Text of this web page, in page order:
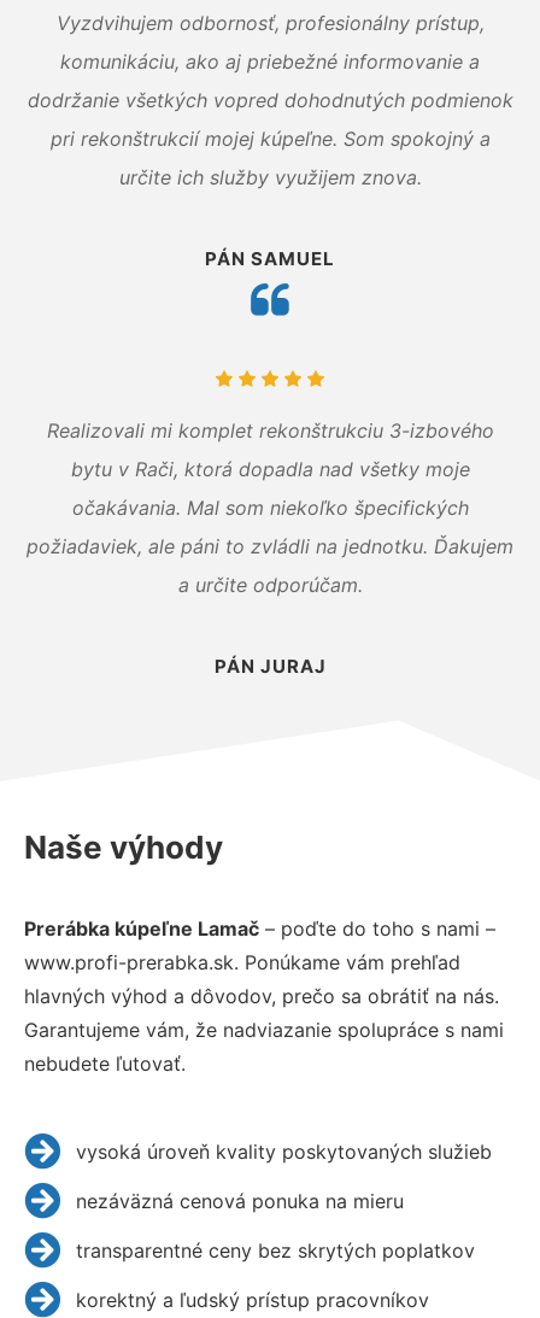
Vyzdvihujem odbornosť, profesionálny prístup,
komunikáciu, ako aj priebežné informovanie a
dodržanie všetkých vopred dohodnutých podmienok
pri rekonštrukcií mojej kúpeľne. Som spokojný a
určite ich služby využijem znova.
PÁN SAMUEL
Realizovali mi komplet rekonštrukciu 3-izbového
bytu v Rači, ktorá dopadla nad všetky moje
očakávania. Mal som niekoľko špecifických
požiadaviek, ale páni to zvládli na jednotku. Ďakujem
a určite odporúčam.
PÁN JURAJ
Naše výhody
Prerábka kúpeľne Lamač – poďte do toho s nami –
www.profi-prerabka.sk. Ponúkame vám prehľad
hlavných výhod a dôvodov, prečo sa obrátiť na nás.
Garantujeme vám, že nadviazanie spolupráce s nami
nebudete ľutovať.
vysoká úroveň kvality poskytovaných služieb
nezáväzná cenová ponuka na mieru
transparentné ceny bez skrytých poplatkov
korektný a ľudský prístup pracovníkov